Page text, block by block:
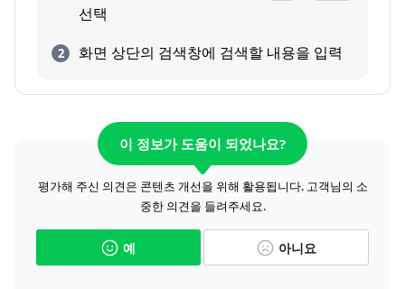
선택
화면 상단의 검색창에 검색할 내용을 입력
이 정보가 도움이 되었나요?
평가해 주신 의견은 콘텐츠 개선을 위해 활용됩니다. 고객님의 소
중한 의견을 들려주세요.
예 아니요